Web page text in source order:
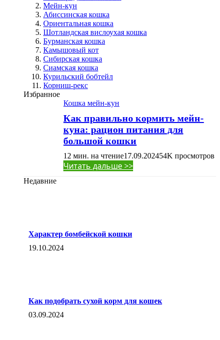
Мейн-кун
Абиссинская кошка
Ориентальная кошка
Шотландская вислоухая кошка
Бурманская кошка
Камышовый кот
Сибирская кошка
Сиамская кошка
Курильский бобтейл
Корниш-рекс
Избранное
Кошка мейн-кун
Как правильно кормить мейн-
куна: рацион питания для
большой кошки
12 мин. на чтение17.09.202454Kпросмотров
Читать дальше >>
Недавние
Характер бомбейской кошки
19.10.2024
Как подобрать сухой корм для кошек
03.09.2024